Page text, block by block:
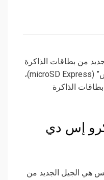
جديد من بطاقات الذاكرة
يدعى “مايكرو إس دي إكسبريس” (microSD Express)،
الذاكرة
إس دي
هي الجيل الجديد من